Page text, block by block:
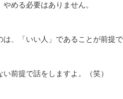
やめる必要はありません。
、「いい人」であることが前提で
い前提で話をしますよ。（笑）